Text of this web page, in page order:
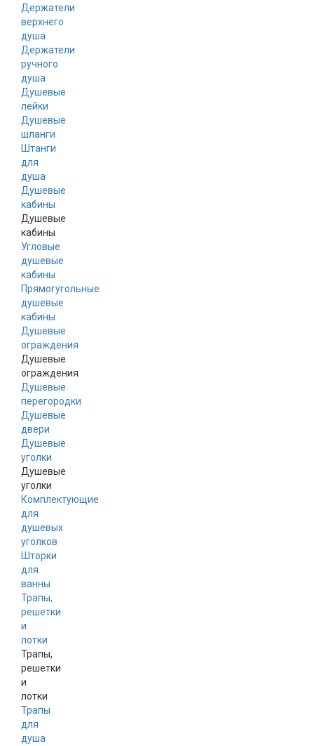
Держатели
верхнего
душа
Держатели
ручного
душа
Душевые
лейки
Душевые
шланги
Штанги
для
душа
Душевые
кабины
Душевые
кабины
Угловые
душевые
кабины
Прямогугольные
душевые
кабины
Душевые
ограждения
Душевые
ограждения
Душевые
перегородки
Душевые
двери
Душевые
уголки
Душевые
уголки
Комплектующие
для
душевых
уголков
Шторки
для
ванны
Трапы,
решетки
и
лотки
Трапы,
решетки
и
лотки
Трапы
для
душа